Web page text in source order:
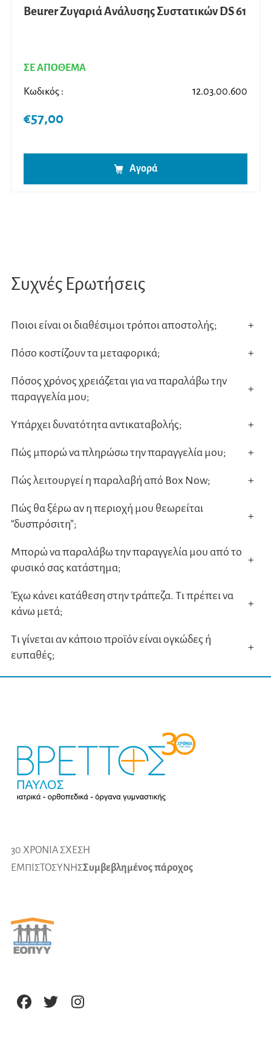
Beurer Ζυγαριά Ανάλυσης Συστατικών DS 61
ΣΕ ΑΠΟΘΕΜΑ
Κωδικός : 12.03.00.600
€57,00
Αγορά
Συχνές Ερωτήσεις
Ποιοι είναι οι διαθέσιμοι τρόποι αποστολής; +
Πόσο κοστίζουν τα μεταφορικά; +
Πόσος χρόνος χρειάζεται για να παραλάβω την
παραγγελία μου;
+
Υπάρχει δυνατότητα αντικαταβολής; +
Πώς μπορώ να πληρώσω την παραγγελία μου; +
Πώς λειτουργεί η παραλαβή από Box Now; +
Πώς θα ξέρω αν η περιοχή μου θεωρείται
“δυσπρόσιτη”;
+
Μπορώ να παραλάβω την παραγγελία μου από το
φυσικό σας κατάστημα;
+
Έχω κάνει κατάθεση στην τράπεζα. Τι πρέπει να
κάνω μετά;
+
Τι γίνεται αν κάποιο προϊόν είναι ογκώδες ή
ευπαθές;
+
30 ΧΡΟΝΙΑ ΣΧΕΣΗ
ΕΜΠΙΣΤΟΣΥΝΗΣΣυμβεβλημένος πάροχος